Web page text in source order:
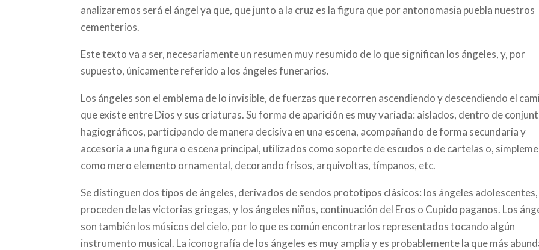
analizaremos será el ángel ya que, que junto a la cruz es la figura que por antonomasia puebla nuestros
cementerios.
Este texto va a ser, necesariamente un resumen muy resumido de lo que significan los ángeles, y, por
supuesto, únicamente referido a los ángeles funerarios.
Los ángeles son el emblema de lo invisible, de fuerzas que recorren ascendiendo y descendiendo el
que existe entre Dios y sus criaturas. Su forma de aparición es muy variada: aislados, dentro de
hagiográficos, participando de manera decisiva en una escena, acompañando de forma secundaria y
accesoria a una figura o escena principal, utilizados como soporte de escudos o de cartelas o,
como mero elemento ornamental, decorando frisos, arquivoltas, tímpanos, etc.
Se distinguen dos tipos de ángeles, derivados de sendos prototipos clásicos: los ángeles
proceden de las victorias griegas, y los ángeles niños, continuación del Eros o Cupido paganos. Los
son también los músicos del cielo, por lo que es común encontrarlos representados tocando algún
instrumento musical. La iconografía de los ángeles es muy amplia y es probablemente la que más